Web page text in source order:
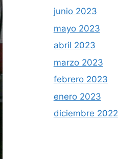
junio 2023
mayo 2023
abril 2023
marzo 2023
febrero 2023
enero 2023
diciembre 2022